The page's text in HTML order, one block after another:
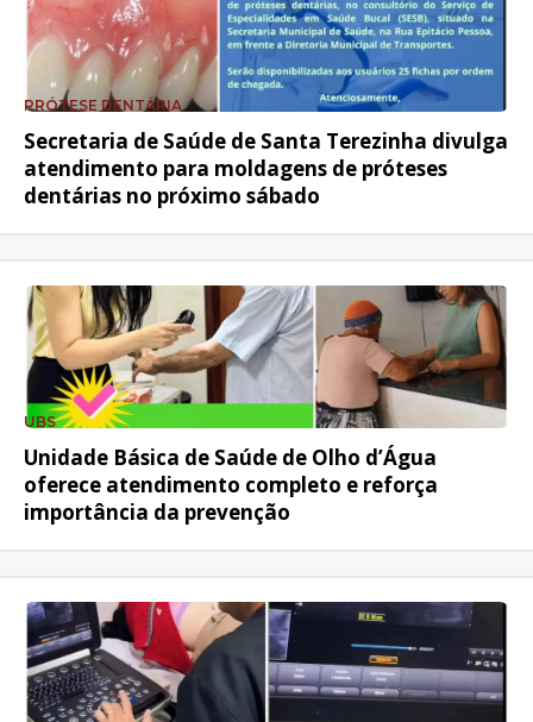
PRÓTESE DENTÁRIA
Secretaria de Saúde de Santa Terezinha divulga
atendimento para moldagens de próteses
dentárias no próximo sábado
UBS
Unidade Básica de Saúde de Olho d’Água
oferece atendimento completo e reforça
importância da prevenção